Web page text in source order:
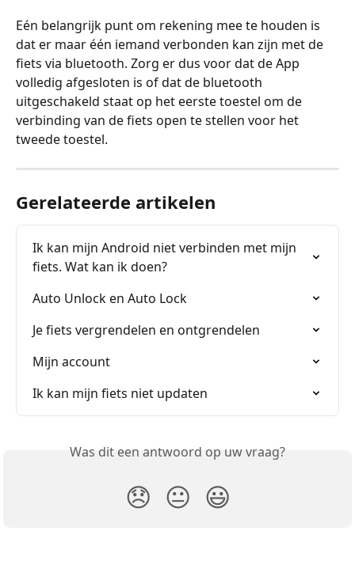
Eén belangrijk punt om rekening mee te houden is
dat er maar één iemand verbonden kan zijn met de
fiets via bluetooth. Zorg er dus voor dat de App
volledig afgesloten is of dat de bluetooth
uitgeschakeld staat op het eerste toestel om de
verbinding van de fiets open te stellen voor het
tweede toestel.
Gerelateerde artikelen
Ik kan mijn Android niet verbinden met mijn
fiets. Wat kan ik doen?
Auto Unlock en Auto Lock
Je fiets vergrendelen en ontgrendelen
Mijn account
Ik kan mijn fiets niet updaten
Was dit een antwoord op uw vraag?
😞 😐 😃